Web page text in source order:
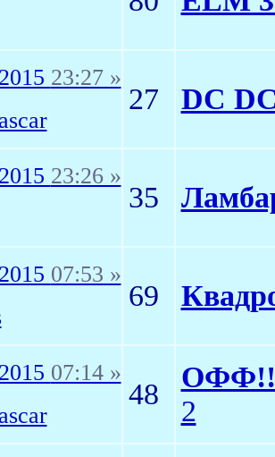
23:27 »
27 DC
23:26 »
35
07:53 »
69
07:14 »
48
ОФФ!!
2